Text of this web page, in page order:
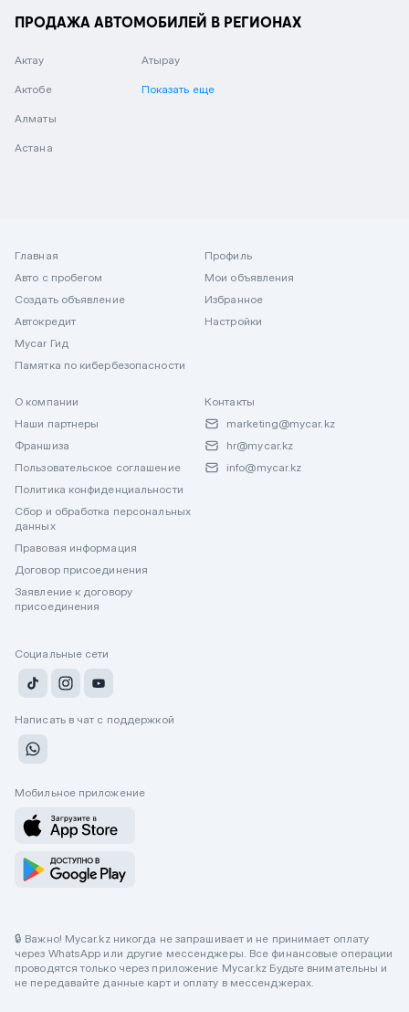
ПРОДАЖА АВТОМОБИЛЕЙ В РЕГИОНАХ
Актау
Актобе
Алматы
Астана
Атырау
Показать еще
Главная
Авто с пробегом
Создать объявление
Автокредит
Mycar Гид
Памятка по кибербезопасности
Профиль
Мои объявления
Избранное
Настройки
О компании
Наши партнеры
Франшиза
Пользовательское соглашение
Политика конфиденциальности
Сбор и обработка персональных
данных
Правовая информация
Договор присоединения
Заявление к договору
присоединения
Контакты
marketing@mycar.kz
hr@mycar.kz
info@mycar.kz
Социальные сети
Написать в чат с поддержкой
Мобильное приложение
🔒 Важно! Mycar.kz никогда не запрашивает и не принимает оплату
через WhatsApp или другие мессенджеры. Все финансовые операции
проводятся только через приложение Mycar.kz Будьте внимательны и
не передавайте данные карт и оплату в мессенджерах.